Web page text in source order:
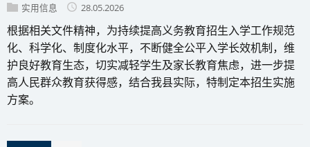
实用信息 28.05.2026
根据相关文件精神，为持续提高义务教育招生入学工作规范
化、科学化、制度化水平，不断健全公平入学长效机制，维
护良好教育生态，切实减轻学生及家长教育焦虑，进一步提
高人民群众教育获得感，结合我县实际，特制定本招生实施
方案。